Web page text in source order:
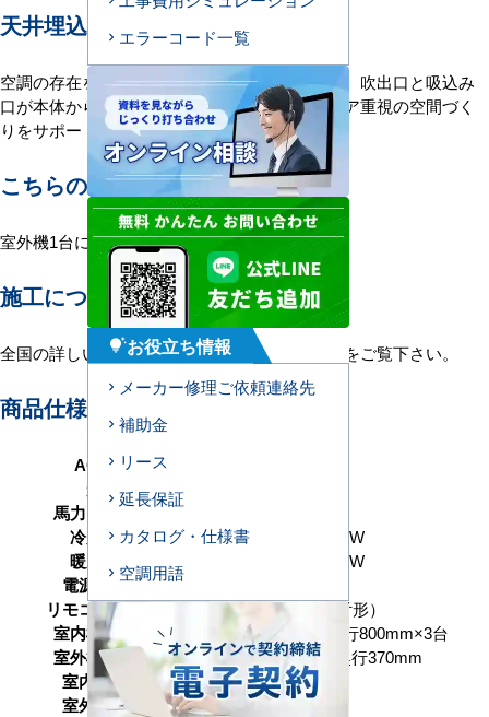
天井埋込ダクト形エアコンの特長
空調の存在を感じさせない、ダクト形エアコン。吹出口と吸込み
口が本体から分離している空調です。インテリア重視の空間づく
りをサポートします。
こちらの機種について
室外機1台に室内機3台を接続する1対3構成。
施工について
全国の詳しい施工エリアに関しましては をご覧下さい。
商品仕様＜参考例＞
AC型番
形状
馬力（能力）
冷房能力
14.0（2.6～16.0） kW
暖房能力
14.0（2.7～18.0） kW
電源タイプ
リモコンタイプ
ワイヤード（壁取付形）
室内機サイズ
高さ300×幅700×奥行800mm×3台
室外機サイズ
高さ1140×幅950×奥行370mm
室内機重量
29(kg)×3台
室外機重量
85kg
エラーコード一覧
tips_and_updatesお役立ち情報
メーカー修理ご依頼連絡先
補助金
リース
延長保証
カタログ・仕様書
空調用語